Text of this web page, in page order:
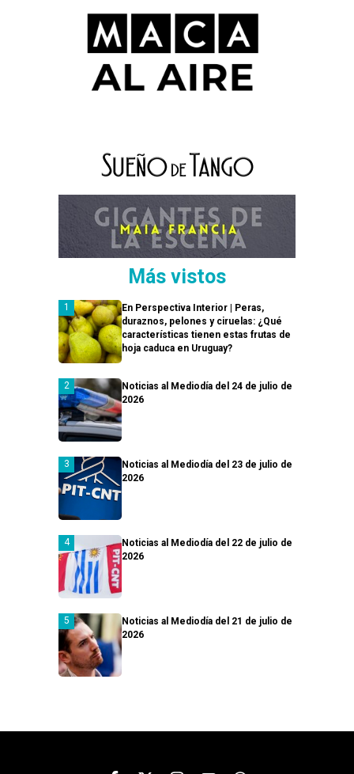
Más vistos
En Perspectiva Interior | Peras,
duraznos, pelones y ciruelas: ¿Qué
características tienen estas frutas de
hoja caduca en Uruguay?
Noticias al Mediodía del 24 de julio de
2026
Noticias al Mediodía del 23 de julio de
2026
Noticias al Mediodía del 22 de julio de
2026
Noticias al Mediodía del 21 de julio de
2026